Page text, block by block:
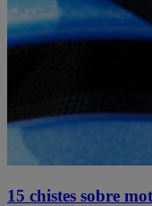
15 chistes sobre